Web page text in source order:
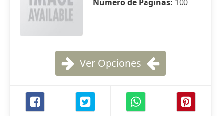
Número de Páginas: 100
Ver Opciones